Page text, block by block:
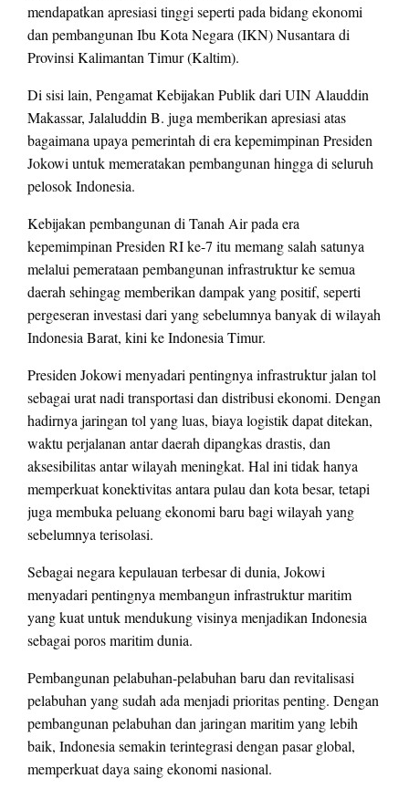
mendapatkan apresiasi tinggi seperti pada bidang ekonomi
dan pembangunan Ibu Kota Negara (IKN) Nusantara di
Provinsi Kalimantan Timur (Kaltim).
Di sisi lain, Pengamat Kebijakan Publik dari UIN Alauddin
Makassar, Jalaluddin B. juga memberikan apresiasi atas
bagaimana upaya pemerintah di era kepemimpinan Presiden
Jokowi untuk memeratakan pembangunan hingga di seluruh
pelosok Indonesia.
Kebijakan pembangunan di Tanah Air pada era
kepemimpinan Presiden RI ke-7 itu memang salah satunya
melalui pemerataan pembangunan infrastruktur ke semua
daerah sehingag memberikan dampak yang positif, seperti
pergeseran investasi dari yang sebelumnya banyak di wilayah
Indonesia Barat, kini ke Indonesia Timur.
Presiden Jokowi menyadari pentingnya infrastruktur jalan tol
sebagai urat nadi transportasi dan distribusi ekonomi. Dengan
hadirnya jaringan tol yang luas, biaya logistik dapat ditekan,
waktu perjalanan antar daerah dipangkas drastis, dan
aksesibilitas antar wilayah meningkat. Hal ini tidak hanya
memperkuat konektivitas antara pulau dan kota besar, tetapi
juga membuka peluang ekonomi baru bagi wilayah yang
sebelumnya terisolasi.
Sebagai negara kepulauan terbesar di dunia, Jokowi
menyadari pentingnya membangun infrastruktur maritim
yang kuat untuk mendukung visinya menjadikan Indonesia
sebagai poros maritim dunia.
Pembangunan pelabuhan-pelabuhan baru dan revitalisasi
pelabuhan yang sudah ada menjadi prioritas penting. Dengan
pembangunan pelabuhan dan jaringan maritim yang lebih
baik, Indonesia semakin terintegrasi dengan pasar global,
memperkuat daya saing ekonomi nasional.